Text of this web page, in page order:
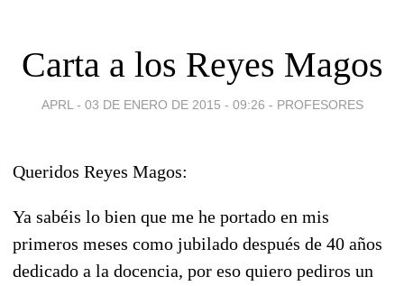
Carta a los Reyes Magos
APRL - 03 DE ENERO DE 2015 - 09:26 - PROFESORES
Queridos Reyes Magos:
Ya sabéis lo bien que me he portado en mis
primeros meses como jubilado después de 40 años
dedicado a la docencia, por eso quiero pediros un